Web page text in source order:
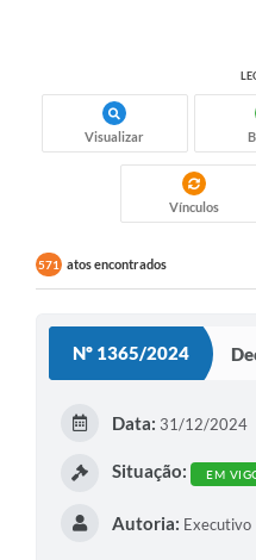
Visualizar
Vínculos
571 atos encontrados
Nº 1365/2024
Data: 31/12/2024
Situação: EM
Autoria: Executivo